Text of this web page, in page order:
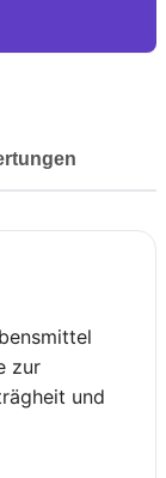
zur
und